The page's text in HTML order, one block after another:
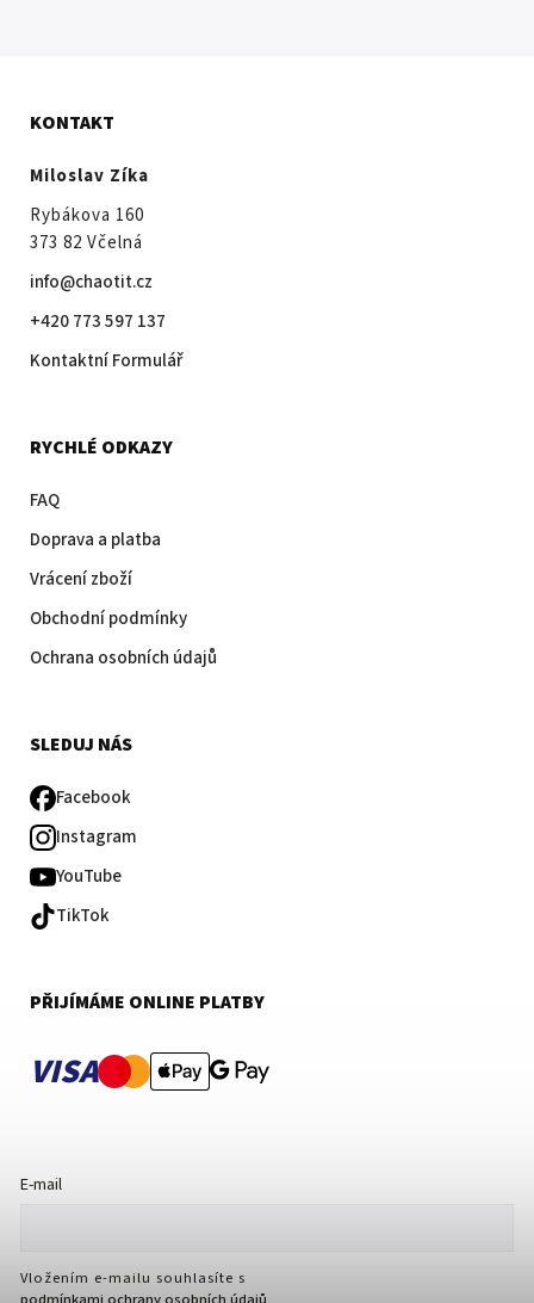
KONTAKT
Miloslav Zíka
Rybákova 160
373 82 Včelná
info@chaotit.cz
+420 773 597 137
Kontaktní Formulář
RYCHLÉ ODKAZY
FAQ
Doprava a platba
Vrácení zboží
Obchodní podmínky
Ochrana osobních údajů
SLEDUJ NÁS
Facebook
Instagram
YouTube
TikTok
PŘIJÍMÁME ONLINE PLATBY
VISA
E-mail
Vložením e-mailu souhlasíte s